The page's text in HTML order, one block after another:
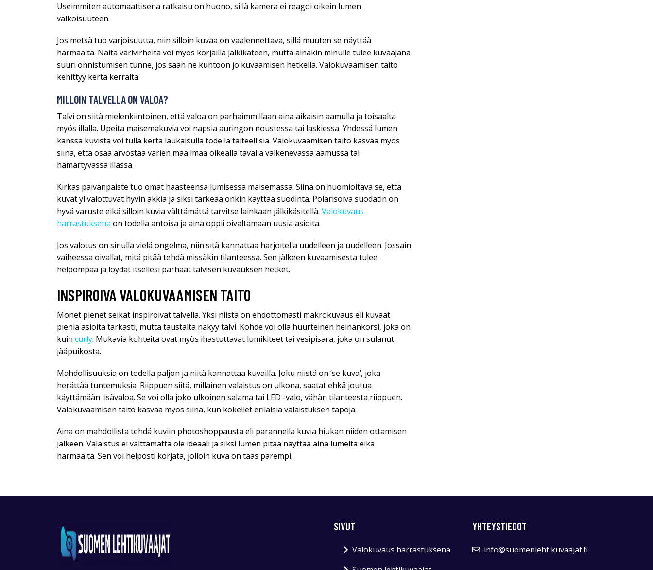
Useimmiten automaattisena ratkaisu on huono, sillä kamera ei reagoi oikein lumen
valkoisuuteen.
Jos metsä tuo varjoisuutta, niin silloin kuvaa on vaalennettava, sillä muuten se näyttää
harmaalta. Näitä värivirheitä voi myös korjailla jälkikäteen, mutta ainakin minulle tulee kuvaajana
suuri onnistumisen tunne, jos saan ne kuntoon jo kuvaamisen hetkellä. Valokuvaamisen taito
kehittyy kerta kerralta.
MILLOIN TALVELLA ON VALOA?
Talvi on siitä mielenkiintoinen, että valoa on parhaimmillaan aina aikaisin aamulla ja toisaalta
myös illalla. Upeita maisemakuvia voi napsia auringon noustessa tai laskiessa. Yhdessä lumen
kanssa kuvista voi tulla kerta laukaisulla todella taiteellisia. Valokuvaamisen taito kasvaa myös
siinä, että osaa arvostaa värien maailmaa oikealla tavalla valkenevassa aamussa tai
hämärtyvässä illassa.
Kirkas päivänpaiste tuo omat haasteensa lumisessa maisemassa. Siinä on huomioitava se, että
kuvat ylivalottuvat hyvin äkkiä ja siksi tärkeää onkin käyttää suodinta. Polarisoiva suodatin on
hyvä varuste eikä silloin kuvia välttämättä tarvitse lainkaan jälkikäsitellä. Valokuvaus
harrastuksena on todella antoisa ja aina oppii oivaltamaan uusia asioita.
Jos valotus on sinulla vielä ongelma, niin sitä kannattaa harjoitella uudelleen ja uudelleen. Jossain
vaiheessa oivallat, mitä pitää tehdä missäkin tilanteessa. Sen jälkeen kuvaamisesta tulee
helpompaa ja löydät itsellesi parhaat talvisen kuvauksen hetket.
INSPIROIVA VALOKUVAAMISEN TAITO
Monet pienet seikat inspiroivat talvella. Yksi niistä on ehdottomasti makrokuvaus eli kuvaat
pieniä asioita tarkasti, mutta taustalta näkyy talvi. Kohde voi olla huurteinen heinänkorsi, joka on
kuin curly. Mukavia kohteita ovat myös ihastuttavat lumikiteet tai vesipisara, joka on sulanut
jääpuikosta.
Mahdollisuuksia on todella paljon ja niitä kannattaa kuvailla. Joku niistä on ‘se kuva’, joka
herättää tuntemuksia. Riippuen siitä, millainen valaistus on ulkona, saatat ehkä joutua
käyttämään lisävaloa. Se voi olla joko ulkoinen salama tai LED -valo, vähän tilanteesta riippuen.
Valokuvaamisen taito kasvaa myös siinä, kun kokeilet erilaisia valaistuksen tapoja.
Aina on mahdollista tehdä kuviin photoshoppausta eli parannella kuvia hiukan niiden ottamisen
jälkeen. Valaistus ei välttämättä ole ideaali ja siksi lumen pitää näyttää aina lumelta eikä
harmaalta. Sen voi helposti korjata, jolloin kuva on taas parempi.
SIVUT
Valokuvaus harrastuksena
YHTEYSTIEDOT
info@suomenlehtikuvaajat.fi